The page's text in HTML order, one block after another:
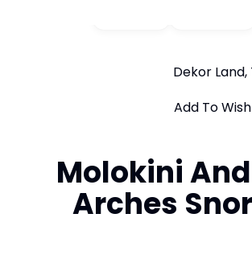
Add To
Molokini
Arches